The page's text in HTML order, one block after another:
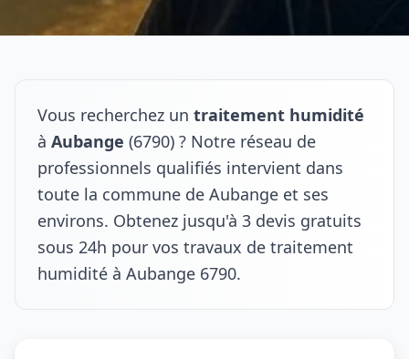
Vous recherchez un traitement humidité
à Aubange (6790) ? Notre réseau de
professionnels qualifiés intervient dans
toute la commune de Aubange et ses
environs. Obtenez jusqu'à 3 devis gratuits
sous 24h pour vos travaux de traitement
humidité à Aubange 6790.